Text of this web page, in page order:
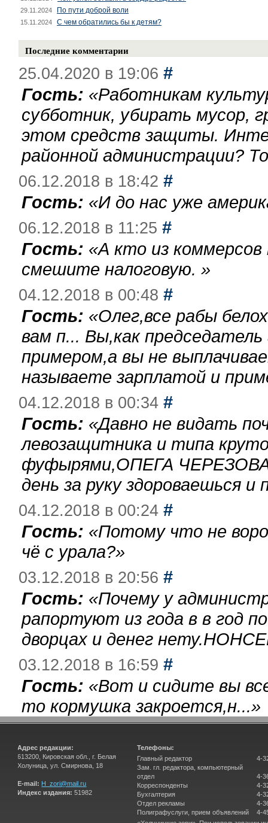
29.11.2024 По пути доброй воли
15.11.2024 С чем обратились бы к детям?
Последние комментарии
25.04.2020 в 19:06 #
Гость: «Работникам
субботник, убирать мусор,
этом средств защиты.
районной администрации?
06.12.2018 в 18:42 #
Гость: «И до нас уже
06.12.2018 в 11:25 #
Гость: «А кто из
смешите налоговую. »
04.12.2018 в 00:48 #
Гость: «Олег,все рабы
вам п... Вы,как
примером,а вы не
называете зарплатой и
04.12.2018 в 00:34 #
Гость: «Давно не видать
левозащитника и типа
фуфырями,ОПЕГА
день за руку здороваешься
04.12.2018 в 00:24 #
Гость: «Потому что не
чё с урала?»
03.12.2018 в 20:56 #
Гость: «Почему у
рапортуют из года в в год
дворцах и денег
03.12.2018 в 16:59 #
Гость: «Вот и сидите вы
то кормушка закроется,н...»
Адрес редакции:
613200, Кировская обл., г. Белая
Холуница, ул. Смирнова, 18
E-mail: H_zori@mail.ru
Индекс издания: 51982
Телефоны:
Главный редактор
Зам. гл. редактора, компьютерный
отдел
Корреспонденты
Бухгалтерия
Отдел рекламы
Полиграфуслуги, прием объявлений
4-
4-
4-
4-
4-
4-